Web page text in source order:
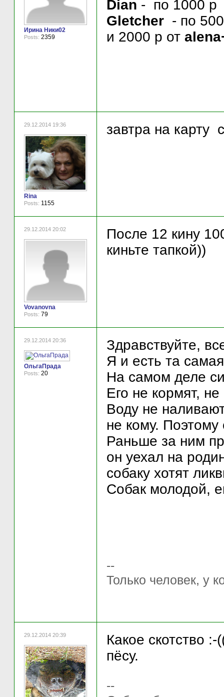
Ирина Ники02
Posts: 2359
Dian - по 1000 р
Gletcher - по
и 2000 р от
29.12.2014 19:36
Rina
Posts: 1155
завтра на карту
29.12.2014 20:02
Vovanovna
Posts: 79
После 12 кину
киньте тапкой))
29.12.2014 20:36
ОльгаПрада
Posts: 20
Здравствуйте,
Я и есть та
На самом деле
Его не кормят,
Воду не
не кому. Поэтому
Раньше за ним
он уехал на
собаку хотят
Собак молодой,
--
Только человек, у
29.12.2014 20:39
Какое скотство
пёсу.
--